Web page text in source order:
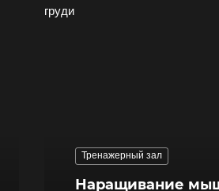
груди
Тренажерный зал
Наращивание